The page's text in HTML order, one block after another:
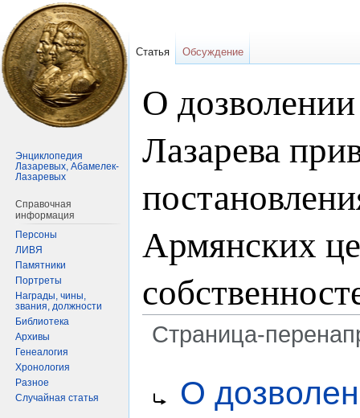
О
Лазарева
Армянских
Страница-
навигации
поиску
О
Статья Обсуждение
Энциклопедия
Лазаревых, Абамелек-
Лазаревых
Справочная
информация
Персоны
ЛИВЯ
Памятники
Портреты
Награды, чины,
звания, должности
Библиотека
Архивы
Генеалогия
Хронология
Разное
Случайная статья